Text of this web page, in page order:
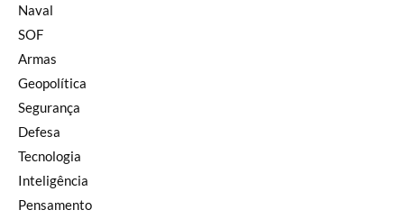
Naval
SOF
Armas
Geopolítica
Segurança
Defesa
Tecnologia
Inteligência
Pensamento